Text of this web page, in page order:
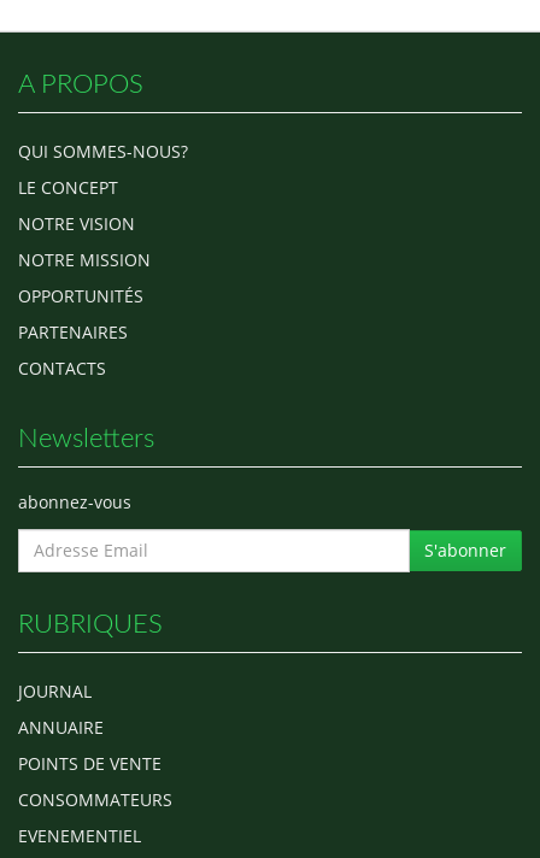
A PROPOS
QUI SOMMES-NOUS?
LE CONCEPT
NOTRE VISION
NOTRE MISSION
OPPORTUNITÉS
PARTENAIRES
CONTACTS
Newsletters
abonnez-vous
S'abonner
RUBRIQUES
JOURNAL
ANNUAIRE
POINTS DE VENTE
CONSOMMATEURS
EVENEMENTIEL